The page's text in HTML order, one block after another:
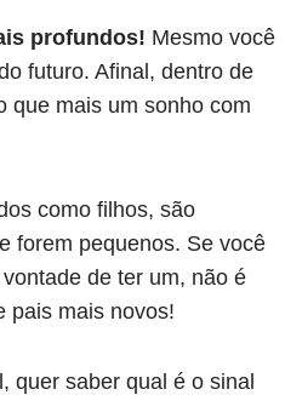
profundos! Mesmo você
futuro. Afinal, dentro de
que mais um sonho com
como filhos, são
forem pequenos. Se você
de ter um, não é
pais mais novos!
quer saber qual é o sinal